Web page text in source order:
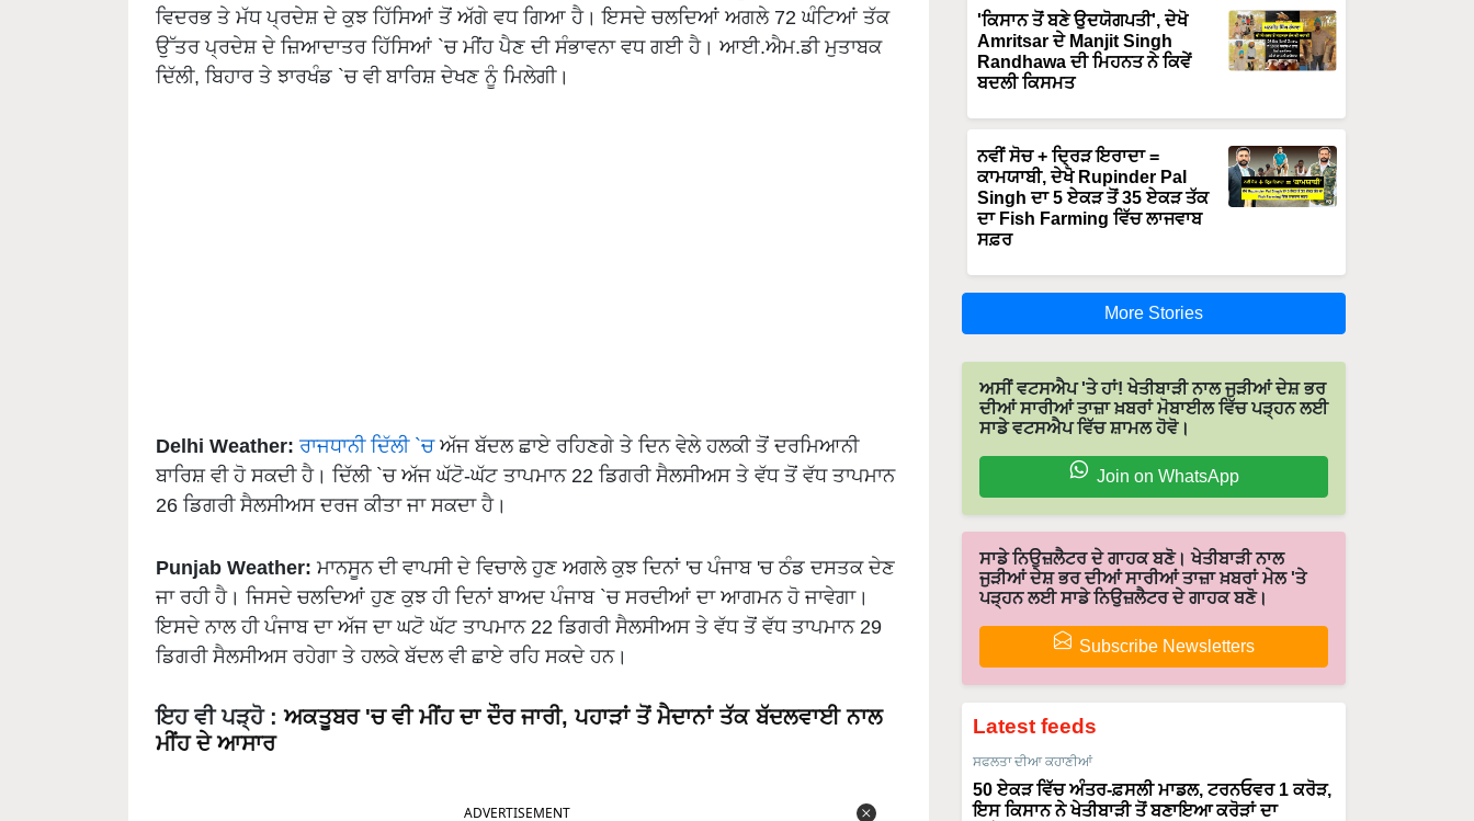
ਵਿਦਰਭ ਤੇ ਮੱਧ ਪ੍ਰਦੇਸ਼ ਦੇ ਕੁਝ ਹਿੱਸਿਆਂ ਤੋਂ ਅੱਗੇ ਵਧ ਗਿਆ ਹੈ। ਇਸਦੇ ਚਲਦਿਆਂ ਅਗਲੇ 72 ਘੰਟਿਆਂ ਤੱਕ
ਉੱਤਰ ਪ੍ਰਦੇਸ਼ ਦੇ ਜ਼ਿਆਦਾਤਰ ਹਿੱਸਿਆਂ `ਚ ਮੀਂਹ ਪੈਣ ਦੀ ਸੰਭਾਵਨਾ ਵਧ ਗਈ ਹੈ। ਆਈ.ਐਮ.ਡੀ ਮੁਤਾਬਕ
ਦਿੱਲੀ, ਬਿਹਾਰ ਤੇ ਝਾਰਖੰਡ `ਚ ਵੀ ਬਾਰਿਸ਼ ਦੇਖਣ ਨੂੰ ਮਿਲੇਗੀ।
Delhi Weather: ਰਾਜਧਾਨੀ ਦਿੱਲੀ `ਚਅੱਜ ਬੱਦਲ ਛਾਏ ਰਹਿਣਗੇ ਤੇ ਦਿਨ ਵੇਲੇ ਹਲਕੀ ਤੋਂ ਦਰਮਿਆਨੀ
ਬਾਰਿਸ਼ ਵੀ ਹੋ ਸਕਦੀ ਹੈ। ਦਿੱਲੀ `ਚ ਅੱਜ ਘੱਟੋ-ਘੱਟ ਤਾਪਮਾਨ 22 ਡਿਗਰੀ ਸੈਲਸੀਅਸ ਤੇ ਵੱਧ ਤੋਂ ਵੱਧ ਤਾਪਮਾਨ
26 ਡਿਗਰੀ ਸੈਲਸੀਅਸ ਦਰਜ ਕੀਤਾ ਜਾ ਸਕਦਾ ਹੈ।
Punjab Weather: ਮਾਨਸੂਨ ਦੀ ਵਾਪਸੀ ਦੇ ਵਿਚਾਲੇ ਹੁਣ ਅਗਲੇ ਕੁਝ ਦਿਨਾਂ 'ਚ ਪੰਜਾਬ 'ਚ ਠੰਡ ਦਸਤਕ ਦੇਣ
ਜਾ ਰਹੀ ਹੈ। ਜਿਸਦੇ ਚਲਦਿਆਂ ਹੁਣ ਕੁਝ ਹੀ ਦਿਨਾਂ ਬਾਅਦ ਪੰਜਾਬ `ਚ ਸਰਦੀਆਂ ਦਾ ਆਗਮਨ ਹੋ ਜਾਵੇਗਾ।
ਇਸਦੇ ਨਾਲ ਹੀ ਪੰਜਾਬ ਦਾ ਅੱਜ ਦਾ ਘਟੋ ਘੱਟ ਤਾਪਮਾਨ 22 ਡਿਗਰੀ ਸੈਲਸੀਅਸ ਤੇ ਵੱਧ ਤੋਂ ਵੱਧ ਤਾਪਮਾਨ 29
ਡਿਗਰੀ ਸੈਲਸੀਅਸ ਰਹੇਗਾ ਤੇ ਹਲਕੇ ਬੱਦਲ ਵੀ ਛਾਏ ਰਹਿ ਸਕਦੇ ਹਨ।
ਇਹ ਵੀ ਪੜ੍ਹੋ :ਅਕਤੂਬਰ 'ਚ ਵੀ ਮੀਂਹ ਦਾ ਦੌਰ ਜਾਰੀ, ਪਹਾੜਾਂ ਤੋਂ ਮੈਦਾਨਾਂ ਤੱਕ ਬੱਦਲਵਾਈ ਨਾਲ
ਮੀਂਹ ਦੇ ਆਸਾਰ
'ਕਿਸਾਨ ਤੋਂ ਬਣੇ ਉਦਯੋਗਪਤੀ', ਦੇਖੋ
Amritsar ਦੇ Manjit Singh
Randhawa ਦੀ ਮਿਹਨਤ ਨੇ ਕਿਵੇਂ
ਬਦਲੀ ਕਿਸਮਤ
ਨਵੀਂ ਸੋਚ + ਦ੍ਰਿੜ ਇਰਾਦਾ =
ਕਾਮਯਾਬੀ, ਦੇਖੋ Rupinder Pal
Singh ਦਾ 5 ਏਕੜ ਤੋਂ 35 ਏਕੜ ਤੱਕ
ਦਾ Fish Farming ਵਿੱਚ ਲਾਜਵਾਬ
ਸਫ਼ਰ
More Stories
ਅਸੀਂ ਵਟਸਐਪ 'ਤੇ ਹਾਂ! ਖੇਤੀਬਾੜੀ ਨਾਲ ਜੁੜੀਆਂ ਦੇਸ਼ ਭਰ
ਦੀਆਂ ਸਾਰੀਆਂ ਤਾਜ਼ਾ ਖ਼ਬਰਾਂ ਮੋਬਾਈਲ ਵਿੱਚ ਪੜ੍ਹਨ ਲਈ
ਸਾਡੇ ਵਟਸਐਪ ਵਿੱਚ ਸ਼ਾਮਲ ਹੋਵੋ।
Join on WhatsApp
ਸਾਡੇ ਨਿਉਜ਼ਲੈਟਰ ਦੇ ਗਾਹਕ ਬਣੋ। ਖੇਤੀਬਾੜੀ ਨਾਲ
ਜੁੜੀਆਂ ਦੇਸ਼ ਭਰ ਦੀਆਂ ਸਾਰੀਆਂ ਤਾਜ਼ਾ ਖ਼ਬਰਾਂ ਮੇਲ 'ਤੇ
ਪੜ੍ਹਨ ਲਈ ਸਾਡੇ ਨਿਉਜ਼ਲੈਟਰ ਦੇ ਗਾਹਕ ਬਣੋ।
Subscribe Newsletters
Latest feeds
ਸਫਲਤਾ ਦੀਆ ਕਹਾਣੀਆਂ
50 ਏਕੜ ਵਿੱਚ ਅੰਤਰ-ਫ਼ਸਲੀ ਮਾਡਲ, ਟਰਨਓਵਰ 1 ਕਰੋੜ,
ਇਸ ਕਿਸਾਨ ਨੇ ਖੇਤੀਬਾੜੀ ਤੋਂ ਬਣਾਇਆ ਕਰੋੜਾਂ ਦਾ